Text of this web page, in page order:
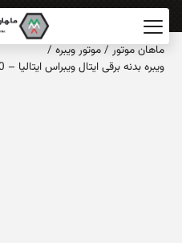
ماهان‌ موتور /موتور ویبره/
ویبره بدنه برقی ایتال ویبراس ایتالیا – MVSI 10/650